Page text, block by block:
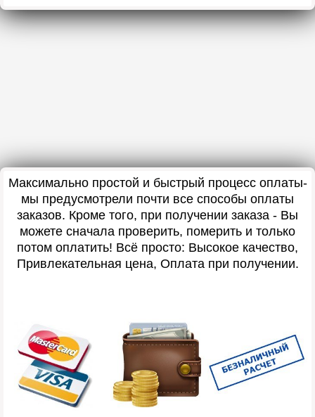
Максимально простой и быстрый процесс оплаты-
мы предусмотрели почти все способы оплаты
заказов. Кроме того, при получении заказа - Вы
можете сначала проверить, померить и только
потом оплатить! Всё просто: Высокое качество,
Привлекательная цена, Оплата при получении.